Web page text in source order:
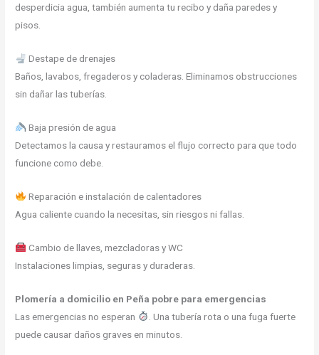
desperdicia agua, también aumenta tu recibo y daña paredes y
pisos.
Destape de drenajes
Baños, lavabos, fregaderos y coladeras. Eliminamos obstrucciones
sin dañar las tuberías.
Baja presión de agua
Detectamos la causa y restauramos el flujo correcto para que todo
funcione como debe.
Reparación e instalación de calentadores
Agua caliente cuando la necesitas, sin riesgos ni fallas.
Cambio de llaves, mezcladoras y WC
Instalaciones limpias, seguras y duraderas.
Plomería a domicilio en Peña pobre para emergencias
Las emergencias no esperan
. Una tubería rota o una fuga fuerte
puede causar daños graves en minutos.